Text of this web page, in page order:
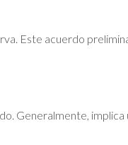
Este acuerdo
Generalmente, implica